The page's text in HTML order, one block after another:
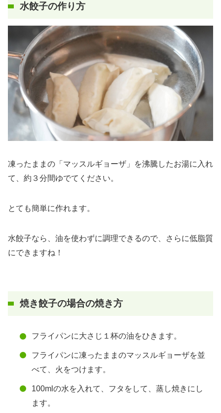
水餃子の作り方
凍ったままの「マッスルギョーザ」を沸騰したお湯に入れ
て、約３分間ゆでてください。
とても簡単に作れます。
水餃子なら、油を使わずに調理できるので、さらに低脂質
にできますね！
焼き餃子の場合の焼き方
フライパンに大さじ１杯の油をひきます。
フライパンに凍ったままのマッスルギョーザを並
べて、火をつけます。
100mlの水を入れて、フタをして、蒸し焼きにし
ます。